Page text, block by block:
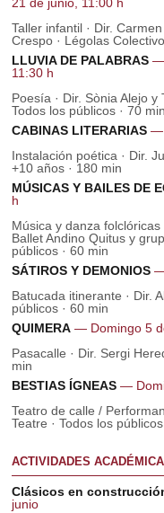
Taller infantil · Dir.
Crespo · Légolas
LLUVIA DE PALABRAS —
11:30 h
Poesía · Dir. Sònia Alejo y
Todos los públicos · 70 min
CABINAS LITERARIAS —
Instalación poética · Dir.
+10 años · 180 min
MÚSICAS Y BAILES DE
h
Música y danza folclóricas
Ballet Andino Quitus y
públicos · 60 min
SÁTIROS Y DEMONIOS —
Batucada itinerante · Dir.
públicos · 60 min
QUIMERA — Domingo 5
Pasacalle · Dir. Sergi
min
BESTIAS ÍGNEAS —
Teatro de calle /
Teatre · Todos los
ACTIVIDADES
Clásicos en
junio